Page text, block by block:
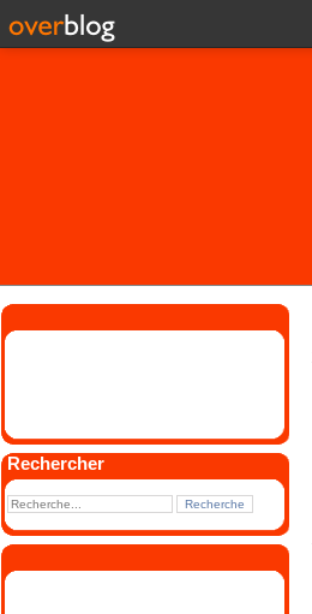
Rechercher